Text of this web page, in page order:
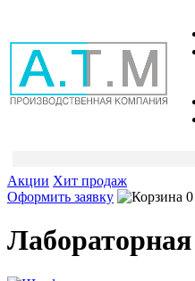
Акции Хит продаж
Оформить заявку
0